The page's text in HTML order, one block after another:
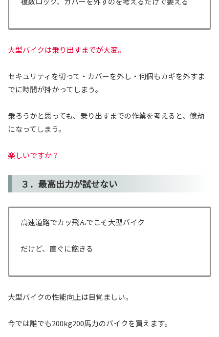
大型バイクは乗り出すまでが大変。
セキュリティを切って・カバーを外し・何個もカギを外すま
でに時間が掛かってしまう。
乗ろうかと思っても、乗り出すまでの作業を考えると、億劫
になってしまう。
楽しいですか？
３．最高出力が試せない
高速道路でカッ飛んでこそ大型バイク
だけど、直ぐに飽きる
大型バイクの性能向上は目覚ましい。
今では誰でも200kg200馬力のバイクを買えます。